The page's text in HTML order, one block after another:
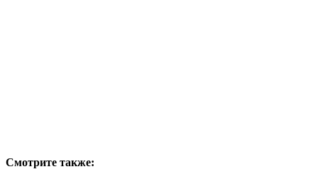
Смотрите также: